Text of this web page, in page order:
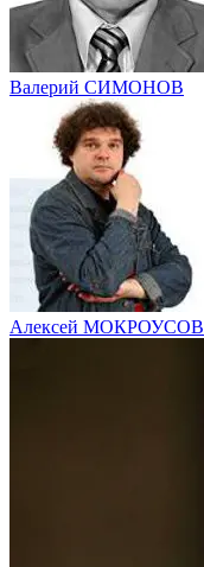
Валерий СИМОНОВ
Алексей МОКРОУСОВ